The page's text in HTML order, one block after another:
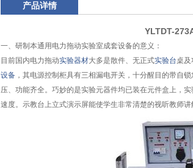
产品详情
YLTDT-
一、研制本通用电力拖动实验室成套设备的意义：
目前国内电力拖动实验器材大多是散件、无正式实验台桌及
设备 ，其电源控制柜具有三相漏电开关，十分醒目的带自
压、功能齐全。巧妙的是实验元器件均已装在元件盒上，
速度。示教台上立式演示屏能使学生非常清楚的视听教师